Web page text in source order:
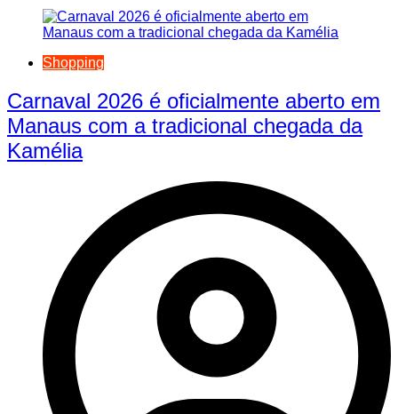
Shopping
Carnaval 2026 é oficialmente aberto em
Manaus com a tradicional chegada da
Kamélia